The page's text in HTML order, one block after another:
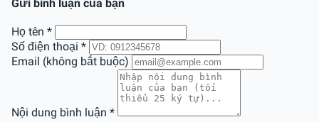
Gửi bình luận của bạn
Họ tên *
Số điện thoại *
Email (không bắt buộc)
Nội dung bình luận *